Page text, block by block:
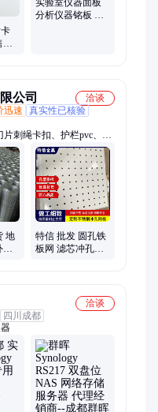
实验室仪器面板
分析仪器铭板 耐
公司
洽谈
迅速
真实性已核验
刺绳卡扣、护栏pvc、铁
花网、铁丝网、围档板、
焊网片、钢刺丝、隔离
、基坑护栏、球场护栏、
地
墙
特信 批发 圆孔铁
板网 滤芯冲孔网
洽谈
四川成都